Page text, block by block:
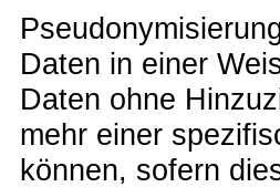
Daten in einer
Daten ohne
mehr einer
können, sofern